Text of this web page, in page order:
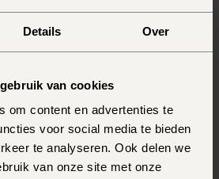
Details Over
van cookies
om content en advertenties te
voor social media te bieden
te analyseren. Ook delen we
van onze site met onze
nur sicherer, sondern auch
sind die Helme mit
ausgestattet. de Das
hochwertige
installieren kannst, ohne die
zu gefährden. en de de